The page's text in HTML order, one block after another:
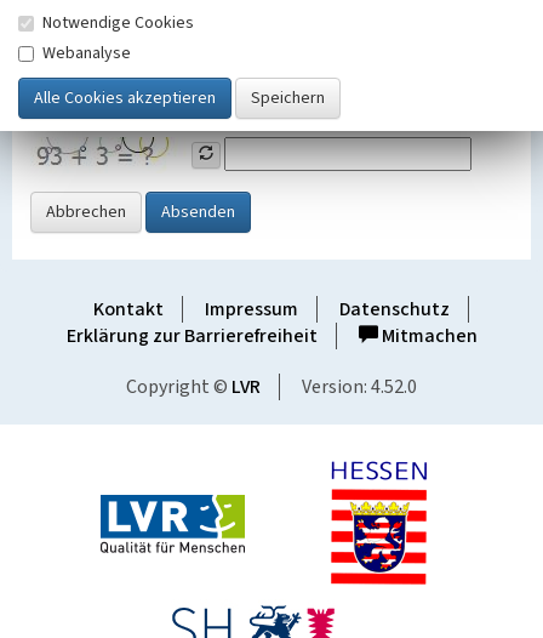
SicherheitsabfrageTragen Sie unten das Rechenergebnis aus der
Grafik ein
Abbrechen Absenden
Kontakt Impressum
Datenschutz
Erklärung zur Barrierefreiheit
Mitmachen
Copyright © LVR Version: 4.52.0
Notwendige Cookies
Webanalyse